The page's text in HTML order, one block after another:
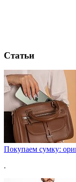
Статьи
Покупаем сумку:
.